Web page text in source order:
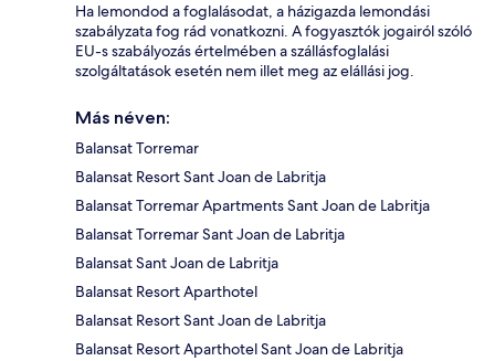
Ha lemondod a foglalásodat, a házigazda lemondási
szabályzata fog rád vonatkozni. A fogyasztók jogairól szóló
EU-s szabályozás értelmében a szállásfoglalási
szolgáltatások esetén nem illet meg az elállási jog.
Más néven:
Balansat Torremar
Balansat Resort Sant Joan de Labritja
Balansat Torremar Apartments Sant Joan de Labritja
Balansat Torremar Sant Joan de Labritja
Balansat Sant Joan de Labritja
Balansat Resort Aparthotel
Balansat Resort Sant Joan de Labritja
Balansat Resort Aparthotel Sant Joan de Labritja